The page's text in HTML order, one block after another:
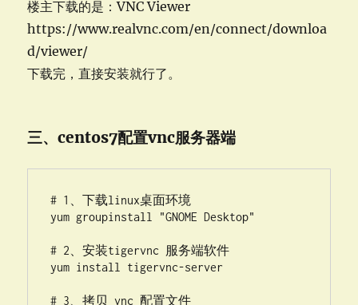
楼主下载的是：VNC Viewer
https://www.realvnc.com/en/connect/downloa
d/viewer/
下载完，直接安装就行了。
三、centos7配置vnc服务器端
# 1、下载linux桌面环境
yum groupinstall "GNOME Desktop"
# 2、安装tigervnc 服务端软件
yum install tigervnc-server
# 3、拷贝 vnc 配置文件